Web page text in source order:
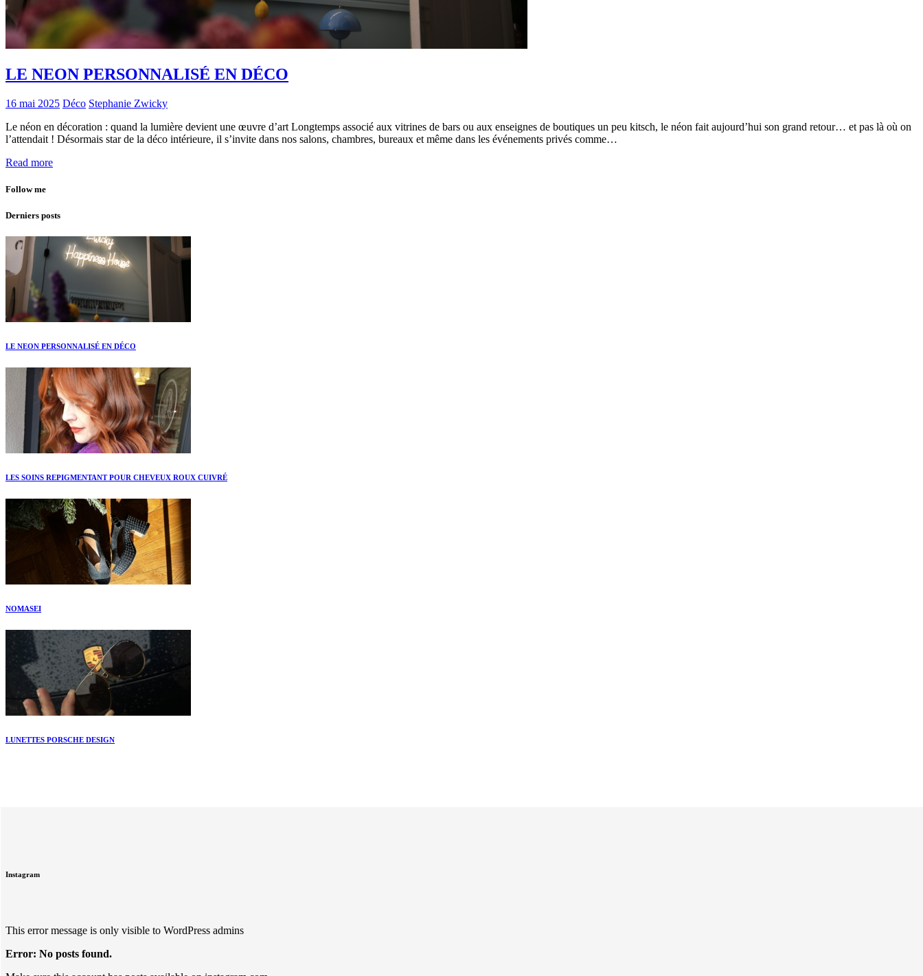
LE NEON PERSONNALISÉ EN DÉCO
16 mai 2025 Déco Stephanie Zwicky
Le néon en décoration : quand la lumière devient une œuvre d’art Longtemps associé aux vitrines de bars ou aux enseignes de boutiques un peu kitsch, le néon fait aujourd’hui son grand retour… et pas là où on
l’attendait ! Désormais star de la déco intérieure, il s’invite dans nos salons, chambres, bureaux et même dans les événements privés comme…
Read more
Follow me
Derniers posts
LE NEON PERSONNALISÉ EN DÉCO
LES SOINS REPIGMENTANT POUR CHEVEUX ROUX CUIVRÉ
NOMASEI
LUNETTES PORSCHE DESIGN
Instagram
This error message is only visible to WordPress admins
Error: No posts found.